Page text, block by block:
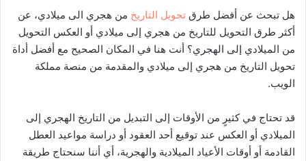
هل تبحث عن أفضل طرق تحويل التاريخ من هجري الى ميلادي، عن
أكثر طرق التحويل للتاريخ من هجري إلى ميلادي أو العكس التحويل
من الميلادي إلى الهجري؟ أنت هنا في المكان الصحيح مع أفضل أداة
تحويل التاريخ من هجري إلى ميلادي والمقدمة من منصة مملكة
الويب.
قد تحتاج في كثيرٍ من الأوقات إلى التبديل من التاريخ الهجري إلى
الميلادي أو العكس عند توقيع أحد العقود أو دراسة مواعيد العطل
القادمة أو أوقات الأعياد الميلادية والهجرية، أي أننا سنحتاج طريقة